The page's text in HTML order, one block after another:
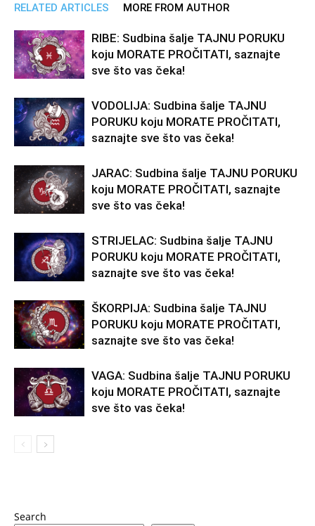
RELATED ARTICLES MORE FROM AUTHOR
RIBE: Sudbina šalje TAJNU PORUKU
koju MORATE PROČITATI, saznajte
sve što vas čeka!
VODOLIJA: Sudbina šalje TAJNU
PORUKU koju MORATE PROČITATI,
saznajte sve što vas čeka!
JARAC: Sudbina šalje TAJNU PORUKU
koju MORATE PROČITATI, saznajte
sve što vas čeka!
STRIJELAC: Sudbina šalje TAJNU
PORUKU koju MORATE PROČITATI,
saznajte sve što vas čeka!
ŠKORPIJA: Sudbina šalje TAJNU
PORUKU koju MORATE PROČITATI,
saznajte sve što vas čeka!
VAGA: Sudbina šalje TAJNU PORUKU
koju MORATE PROČITATI, saznajte
sve što vas čeka!
Search